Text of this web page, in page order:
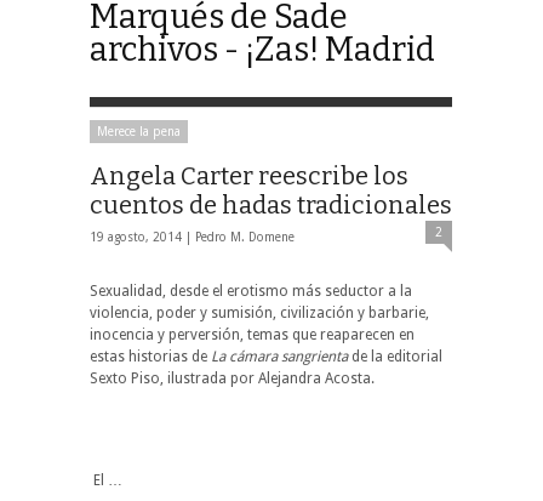
Marqués de Sade
archivos - ¡Zas! Madrid
Merece la pena
Angela Carter reescribe los
cuentos de hadas tradicionales
19 agosto, 2014 | Pedro M. Domene 2
Sexualidad, desde el erotismo más seductor a la
violencia, poder y sumisión, civilización y barbarie,
inocencia y perversión, temas que reaparecen en
estas historias de La cámara sangrienta de la editorial
Sexto Piso, ilustrada por Alejandra Acosta.
El …